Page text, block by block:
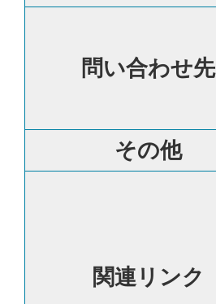
問い合わせ先
その他
関連リンク